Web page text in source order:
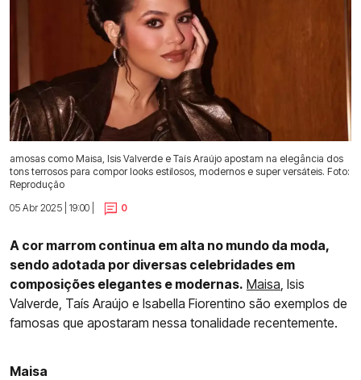
amosas como Maisa, Isis Valverde e Taís Araújo apostam na elegância dos
tons terrosos para compor looks estilosos, modernos e super versáteis. Foto:
Reprodução
05 Abr 2025 | 19:00 |
0
A cor marrom continua em alta no mundo da moda,
sendo adotada por diversas celebridades em
composições elegantes e modernas. Maisa , Isis
Valverde, Taís Araújo e Isabella Fiorentino são exemplos de
famosas que apostaram nessa tonalidade recentemente.
Maisa